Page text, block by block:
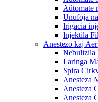
Aŭtomate
Unufoja
Irigacia
Injektila
Anestezo kaj
Nebulizila
Laringa
Spira
Anesteza
Anesteza
Anesteza